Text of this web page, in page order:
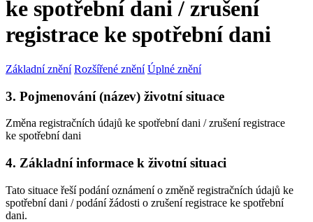
ke spotřební dani / zrušení
registrace ke spotřební dani
Základní znění Rozšířené znění Úplné znění
3. Pojmenování (název) životní situace
Změna registračních údajů ke spotřební dani / zrušení registrace
ke spotřební dani
4. Základní informace k životní situaci
Tato situace řeší podání oznámení o změně registračních údajů ke
spotřební dani / podání žádosti o zrušení registrace ke spotřební
dani.